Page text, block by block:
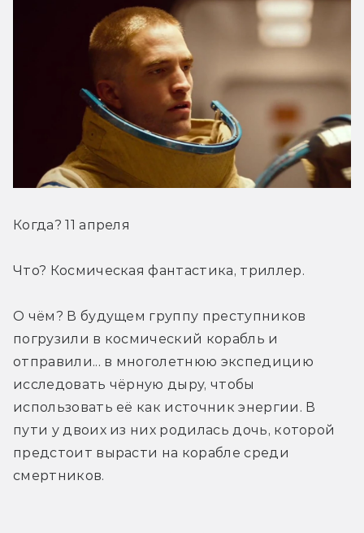
Когда? 11 апреля
Что? Космическая фантастика, триллер.
О чём? В будущем группу преступников
погрузили в космический корабль и
отправили... в многолетнюю экспедицию
исследовать чёрную дыру, чтобы
использовать её как источник энергии. В
пути у двоих из них родилась дочь, которой
предстоит вырасти на корабле среди
смертников.